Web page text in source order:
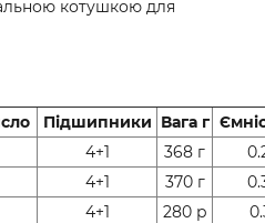
котушкою для
Підшипники Вага г
4+1 368 г
4+1 370 г
4+1 280 р